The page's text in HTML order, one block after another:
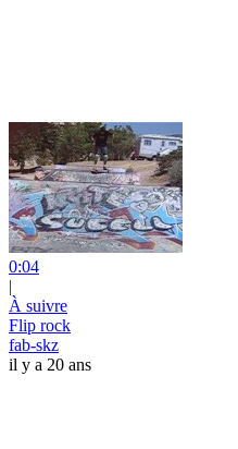
0:04
|
À suivre
Flip rock
fab-skz
il y a 20 ans